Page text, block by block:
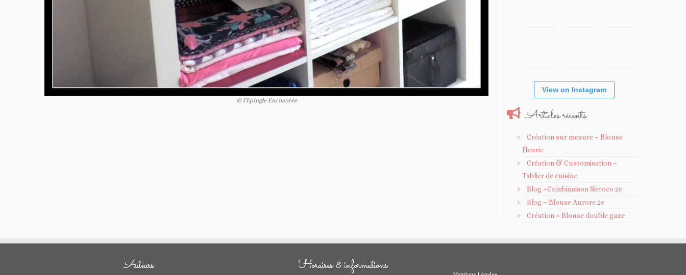
© l’Epingle Enchantée
View on Instagram
Articles récents
Création sur mesure ~ Blouse
fleurie
Création & Customisation ~
Tablier de cuisine
Blog ~Combinaison Sirroco 2e
Blog ~ Blouse Aurore 2e
Création ~ Blouse double gaze
Auteurs Horaires & informations